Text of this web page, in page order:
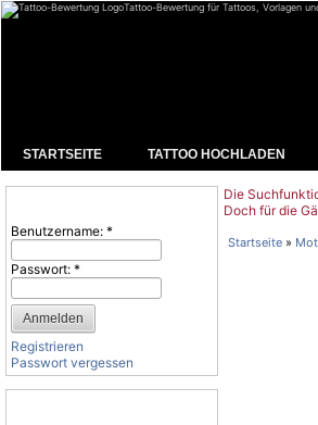
Tattoo-Bewertung für Tattoos, Vorlagen
STARTSEITE TATTOO HOCHLADEN
Benutzername: *
Passwort: *
Registrieren
Passwort vergessen
Die
Doch für die
Startseite »